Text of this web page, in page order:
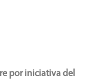
por iniciativa del